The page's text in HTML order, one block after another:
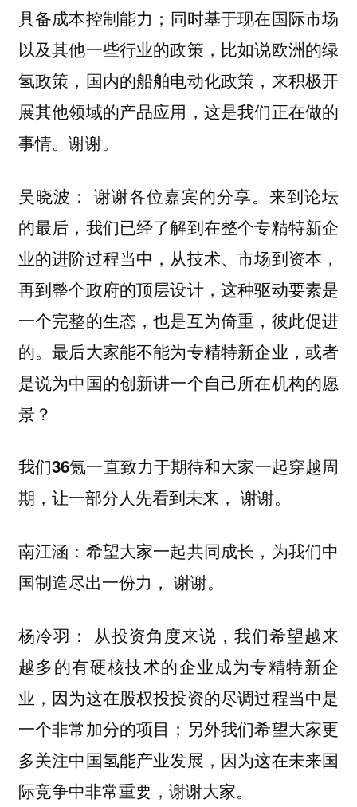
具备成本控制能力； 同时基于现在国际市场
以及其他一些行业的政策，比如说欧洲的绿
氢政策，国内的船舶电动化政策，来积极开
展其他领域的产品应用，这是我们正在做的
事情。谢谢。
吴晓波： 谢谢各位嘉宾的分享。来到论坛
的最后，我们已经了解到在整个专精特新企
业的进阶过程当中，从技术、市场到资本，
再到整个政府的顶层设计，这种驱动要素是
一个完整的生态，也是互为倚重，彼此促进
的。最后大家能不能为专精特新企业，或者
是说为中国的创新讲一个自己所在机构的愿
景？
我们36氪一直致力于期待和大家一起穿越周
期，让一部分人先看到未来， 谢谢。
南江涵：希望大家一起共同成长，为我们中
国制造尽出一份力， 谢谢。
杨冷羽： 从投资角度来说，我们希望越来
越多的有硬核技术的企业成为专精特新企
业，因为这在股权投投资的尽调过程当中是
一个非常加分的项目； 另外我们希望大家更
多关注中国氢能产业发展，因为这在未来国
际竞争中非常重要，谢谢大家。